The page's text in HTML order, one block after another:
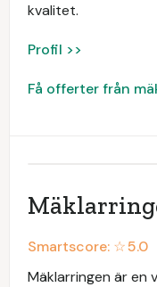
kvalitet.
Profil >>
Få offerter från
Smartscore: ☆5.0
Mäklarringen är en